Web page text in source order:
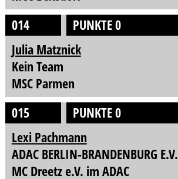
014
PUNKTE 0
Julia Matznick
Kein Team
MSC Parmen
015
PUNKTE 0
Lexi Pachmann
ADAC BERLIN-BRANDENBURG E.V.
MC Dreetz e.V. im ADAC